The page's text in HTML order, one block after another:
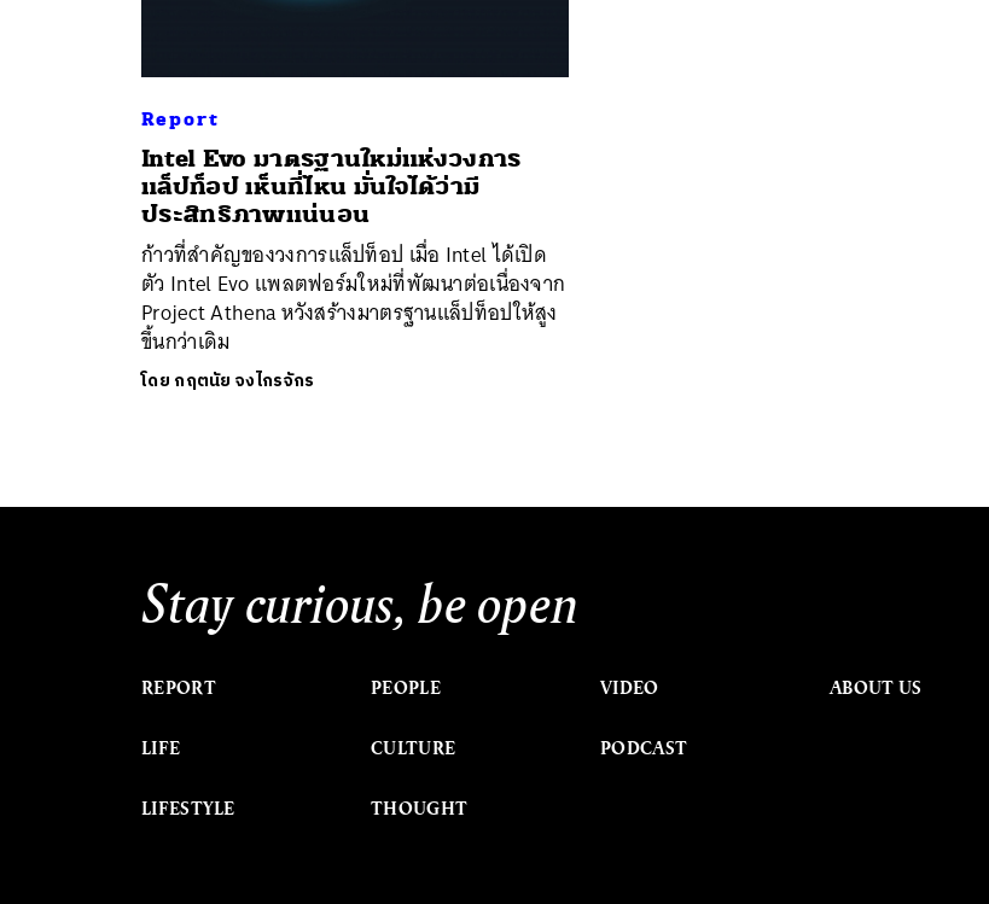
Report
Intel Evo มาตรฐานใหม่แห่งวงการ
แล็ปท็อป เห็นที่ไหน มั่นใจได้ว่ามี
ประสิทธิภาพแน่นอน
ก้าวที่สำคัญของวงการแล็ปท็อป เมื่อ Intel ได้เปิด
ตัว Intel Evo แพลตฟอร์มใหม่ที่พัฒนาต่อเนื่องจาก
Project Athena หวังสร้างมาตรฐานแล็ปท็อปให้สูง
ขึ้นกว่าเดิม
โดย กฤตนัย จงไกรจักร
Stay curious, be open
REPORT
LIFE
LIFESTYLE
PEOPLE
CULTURE
THOUGHT
VIDEO
PODCAST
ABOUT US